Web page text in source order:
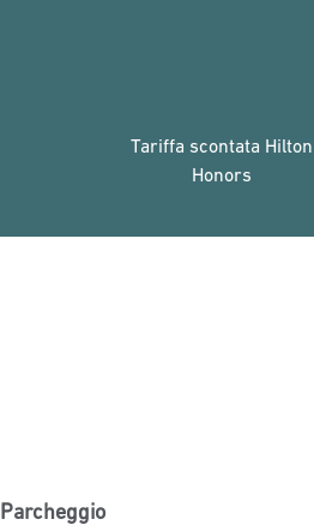
Tariffa scontata Hilton
Honors
Parcheggio